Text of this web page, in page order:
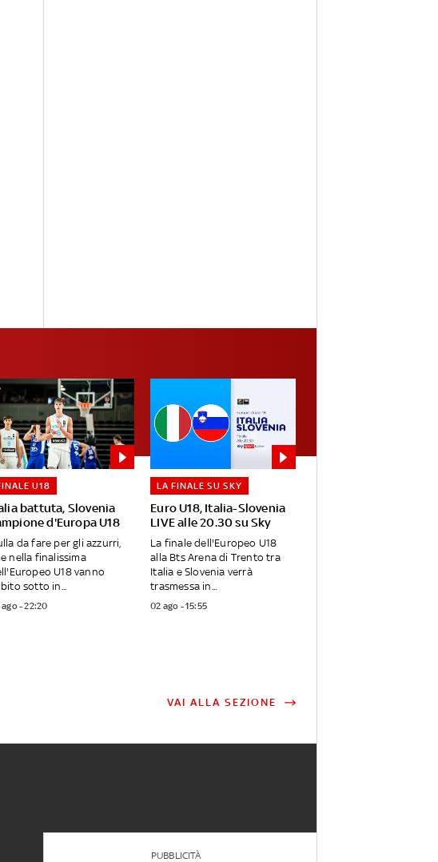
battuta, Slovenia
d'Europa U18
U18
da fare per gli azzurri,
nella finalissima
U18 vanno
sotto in...
ago - 22:20
Euro U18, Italia-Slovenia
LIVE alle 20.30 su Sky
LA FINALE SU SKY
La finale dell'Europeo U18
alla Bts Arena di Trento tra
Italia e Slovenia verrà
trasmessa in...
02 ago - 15:55
VAI ALLA SEZIONE
PUBBLICITÀ